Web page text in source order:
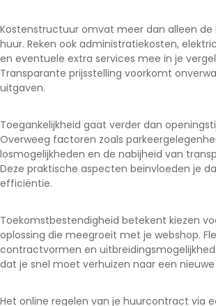
Kostenstructuur omvat meer dan alleen de
huur. Reken ook administratiekosten,
en eventuele extra services mee in je
Transparante prijsstelling voorkomt
uitgaven.
Toegankelijkheid gaat verder dan
Overweeg factoren zoals
losmogelijkheden en de nabijheid van
Deze praktische aspecten beïnvloeden je
efficiëntie.
Toekomstbestendigheid betekent kiezen
oplossing die meegroeit met je webshop.
contractvormen en
dat je snel moet verhuizen naar een
Het online regelen van je huurcontract via